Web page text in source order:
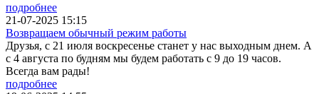
подробнее
21-07-2025 15:15
Возвращаем обычный режим работы
Друзья, с 21 июля воскресенье станет у нас выходным днем. А
с 4 августа по будням мы будем работать с 9 до 19 часов.
Всегда вам рады!
подробнее